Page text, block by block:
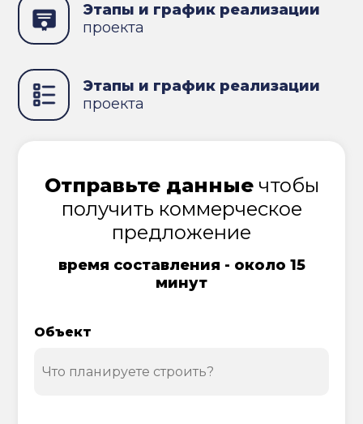
Этапы и график реализации
проекта
Этапы и график реализации
проекта
Отправьте данныечтобы
получить коммерческое
предложение
время составления - около 15
минут
Объект